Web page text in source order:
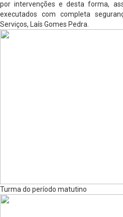
por intervenções e desta forma,
executados com completa
Serviços, Laís Gomes Pedra.
Turma do período matutino